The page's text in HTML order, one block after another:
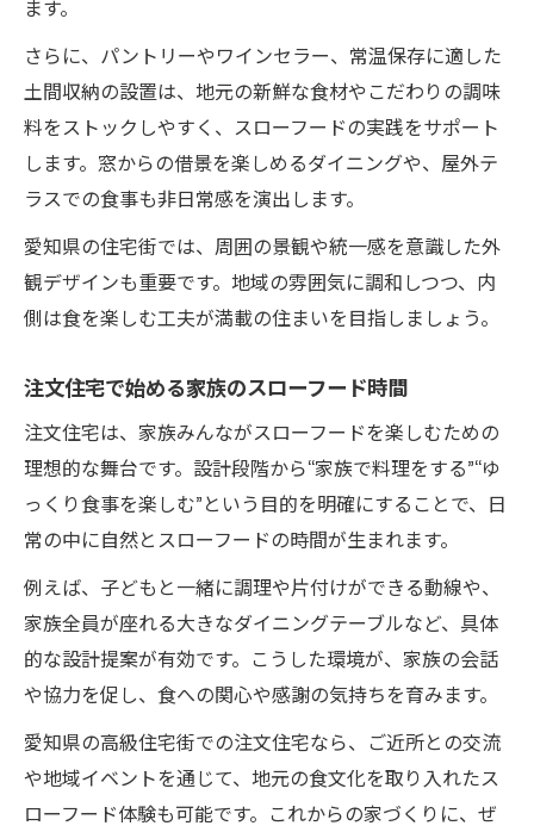
ます。
さらに、パントリーやワインセラー、常温保存に適した
土間収納の設置は、地元の新鮮な食材やこだわりの調味
料をストックしやすく、スローフードの実践をサポート
します。窓からの借景を楽しめるダイニングや、屋外テ
ラスでの食事も非日常感を演出します。
愛知県の住宅街では、周囲の景観や統一感を意識した外
観デザインも重要です。地域の雰囲気に調和しつつ、内
側は食を楽しむ工夫が満載の住まいを目指しましょう。
注文住宅で始める家族のスローフード時間
注文住宅は、家族みんながスローフードを楽しむための
理想的な舞台です。設計段階から“家族で料理をする”“ゆ
っくり食事を楽しむ”という目的を明確にすることで、日
常の中に自然とスローフードの時間が生まれます。
例えば、子どもと一緒に調理や片付けができる動線や、
家族全員が座れる大きなダイニングテーブルなど、具体
的な設計提案が有効です。こうした環境が、家族の会話
や協力を促し、食への関心や感謝の気持ちを育みます。
愛知県の高級住宅街での注文住宅なら、ご近所との交流
や地域イベントを通じて、地元の食文化を取り入れたス
ローフード体験も可能です。これからの家づくりに、ぜ